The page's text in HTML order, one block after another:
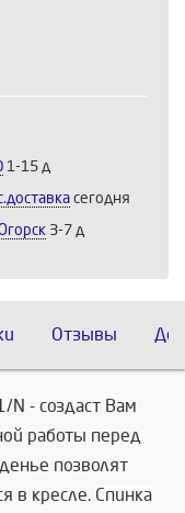
1-15 д
сегодня
3-7 д
Отзывы
N - создаст Вам
работы перед
позволят
в кресле. Спинка